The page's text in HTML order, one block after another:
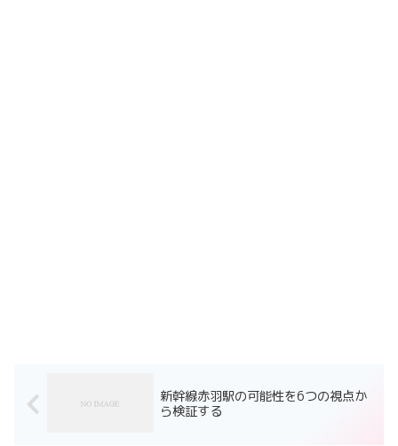
新幹線赤羽駅の可能性を6つの視点か
ら検証する